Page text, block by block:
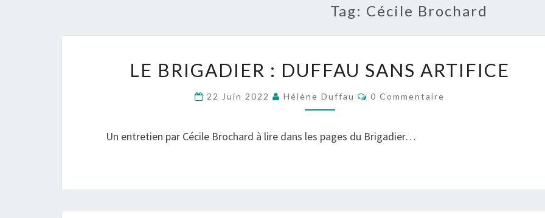
Tag: Cécile Brochard
BRIGADIER
:
DUFFAU
ARTIFICE
LE BRIGADIER : DUFFAU SANS ARTIFICE
22 Juin 2022 Hélène Duffau Commentaires
0 Commentaire
Un entretien par Cécile Brochard à lire dans les pages du Brigadier…